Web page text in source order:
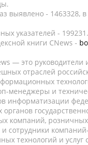
выявлено - 1463328,
указателей - 199231.
книги CNews -
— это руководители
отраслей
менеджеры и
информатизации
компаний, розничных
и сотрудники
технологий и услуг